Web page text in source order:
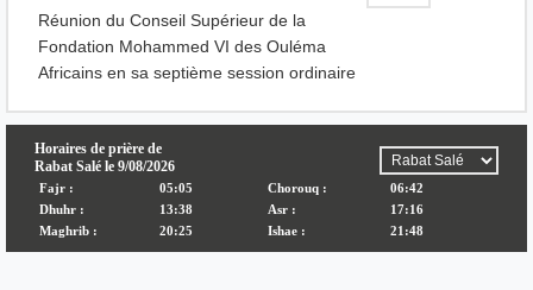
Réunion du Conseil Supérieur de la
Fondation Mohammed VI des Ouléma
Africains en sa septième session ordinaire